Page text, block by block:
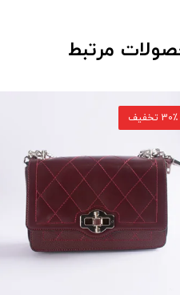
مرتبط
30٪ تخفیف